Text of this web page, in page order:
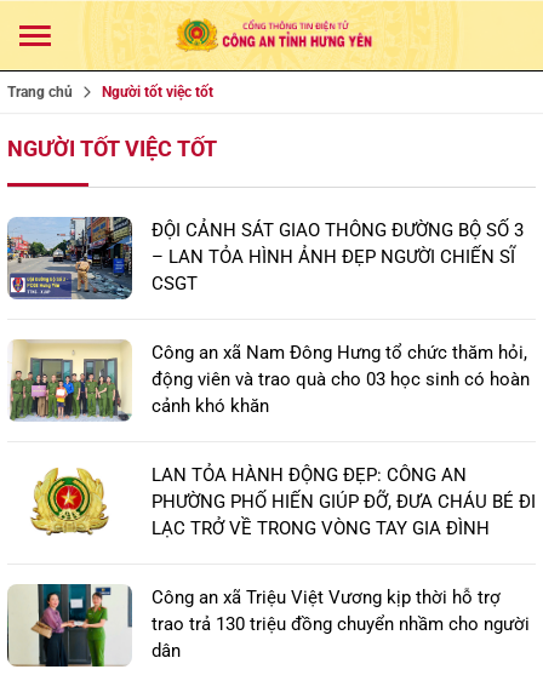
Trang chủ Người tốt việc tốt
NGƯỜI TỐT VIỆC TỐT
ĐỘI CẢNH SÁT GIAO THÔNG ĐƯỜNG BỘ SỐ 3
– LAN TỎA HÌNH ẢNH ĐẸP NGƯỜI CHIẾN SĨ
CSGT
Công an xã Nam Đông Hưng tổ chức thăm hỏi,
động viên và trao quà cho 03 học sinh có hoàn
cảnh khó khăn
LAN TỎA HÀNH ĐỘNG ĐẸP: CÔNG AN
PHƯỜNG PHỐ HIẾN GIÚP ĐỠ, ĐƯA CHÁU BÉ ĐI
LẠC TRỞ VỀ TRONG VÒNG TAY GIA ĐÌNH
Công an xã Triệu Việt Vương kịp thời hỗ trợ
trao trả 130 triệu đồng chuyển nhầm cho người
dân